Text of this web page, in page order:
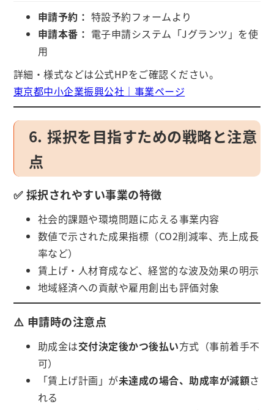
申請予約： 特設予約フォームより
申請本番： 電子申請システム「Jグランツ」を使
用
詳細・様式などは公式HPをご確認ください。
東京都中小企業振興公社｜事業ページ
6. 採択を目指すための戦略と注意
点
✅ 採択されやすい事業の特徴
社会的課題や環境問題に応える事業内容
数値で示された成果指標（CO2削減率、売上成長
率など）
賃上げ・人材育成など、経営的な波及効果の明示
地域経済への貢献や雇用創出も評価対象
⚠️ 申請時の注意点
助成金は交付決定後かつ後払い方式（事前着手不
可）
「賃上げ計画」が未達成の場合、助成率が減額さ
れる